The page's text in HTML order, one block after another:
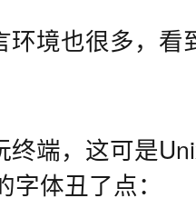
环境也很多，
终端，这可是
体丑了点：